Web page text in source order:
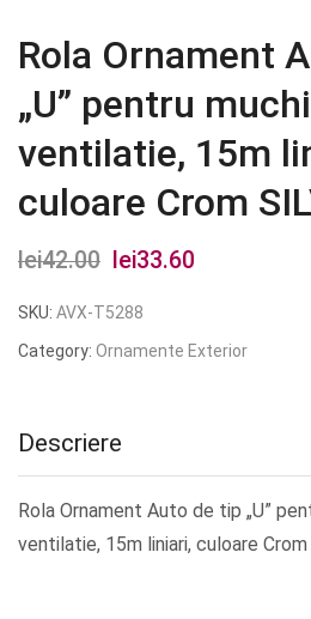
Rola Ornament
„U” pentru
ventilatie, 15m
culoare Crom
lei42.00
Prețul
inițial
a
lei33.60
este:
SKU: AVX-T5288
Category: Ornamente Exterior
Descriere
Rola Ornament Auto de tip „U”
ventilatie, 15m liniari, culoare Crom